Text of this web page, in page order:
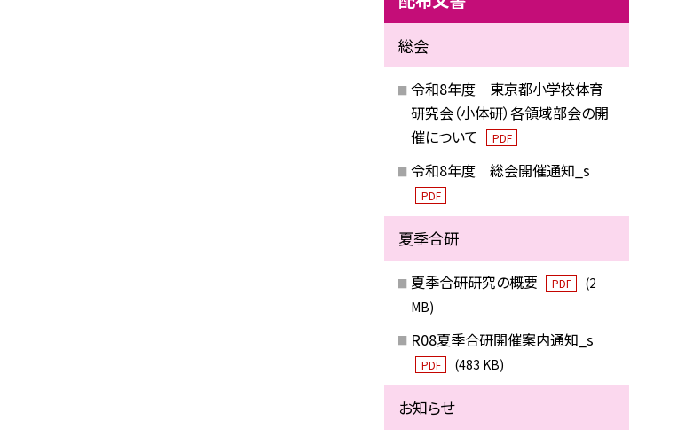
総会
令和8年度 東京都小学校体育
研究会（小体研）各領域部会の開
催について
PDF
令和8年度 総会開催通知_s
PDF
夏季合研
夏季合研研究の概要 PDF
(2
MB)
R08夏季合研開催案内通知_s
PDF (483 KB)
お知らせ